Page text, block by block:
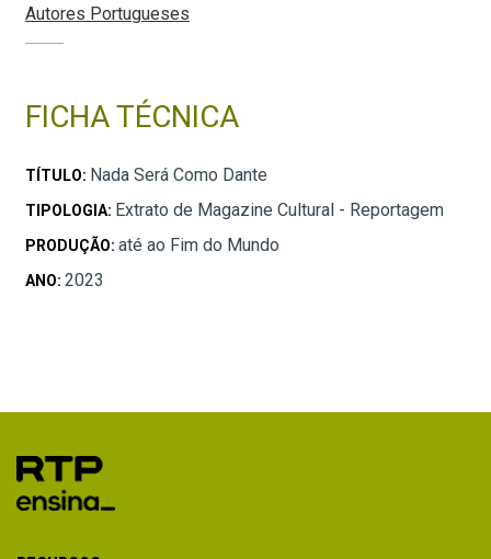
Autores Portugueses
FICHA TÉCNICA
TÍTULO: Nada Será Como Dante
TIPOLOGIA: Extrato de Magazine Cultural - Reportagem
PRODUÇÃO: até ao Fim do Mundo
ANO: 2023